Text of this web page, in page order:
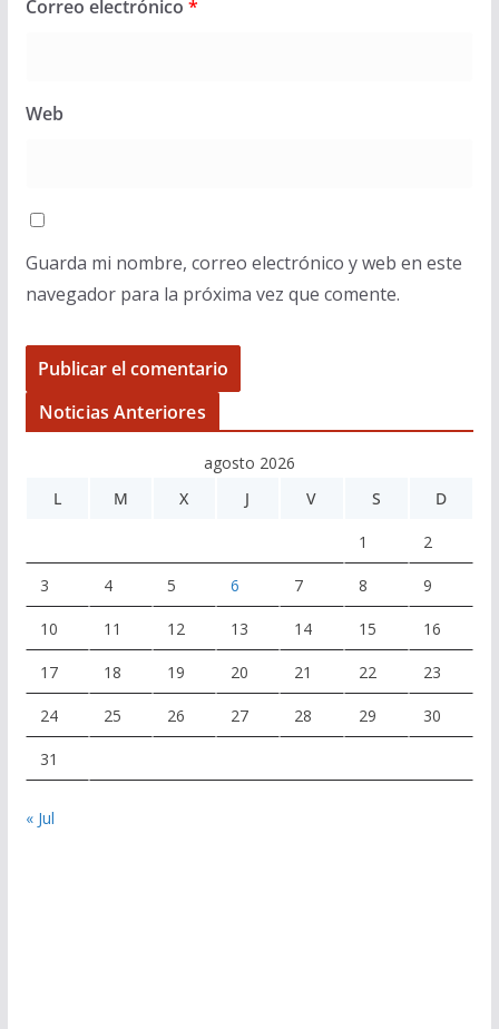
Correo electrónico *
Web
Guarda mi nombre, correo electrónico y web en este
navegador para la próxima vez que comente.
Noticias Anteriores
agosto 2026
L
M X J V S D
1 2
3 4 5 6 7 8 9
10 11 12 13 14 15 16
17 18 19 20 21 22 23
24 25 26 27 28 29 30
31
« Jul